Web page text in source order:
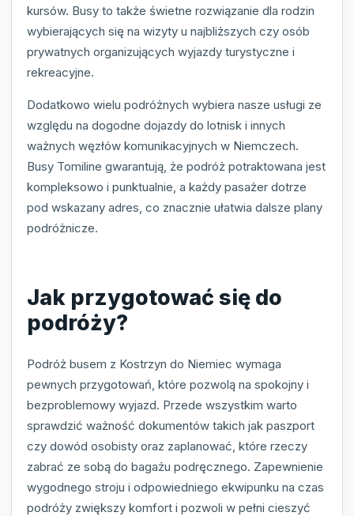
kursów. Busy to także świetne rozwiązanie dla rodzin
wybierających się na wizyty u najbliższych czy osób
prywatnych organizujących wyjazdy turystyczne i
rekreacyjne.
Dodatkowo wielu podróżnych wybiera nasze usługi ze
względu na dogodne dojazdy do lotnisk i innych
ważnych węzłów komunikacyjnych w Niemczech.
Busy Tomiline gwarantują, że podróż potraktowana jest
kompleksowo i punktualnie, a każdy pasażer dotrze
pod wskazany adres, co znacznie ułatwia dalsze plany
podróżnicze.
Jak przygotować się do
podróży?
Podróż busem z Kostrzyn do Niemiec wymaga
pewnych przygotowań, które pozwolą na spokojny i
bezproblemowy wyjazd. Przede wszystkim warto
sprawdzić ważność dokumentów takich jak paszport
czy dowód osobisty oraz zaplanować, które rzeczy
zabrać ze sobą do bagażu podręcznego. Zapewnienie
wygodnego stroju i odpowiedniego ekwipunku na czas
podróży zwiększy komfort i pozwoli w pełni cieszyć